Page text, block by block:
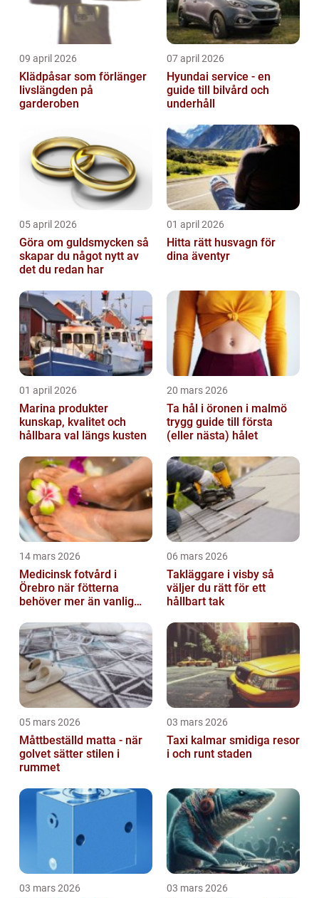
09 april 2026
Klädpåsar som förlänger
livslängden på
garderoben
07 april 2026
Hyundai service - en
guide till bilvård och
underhåll
05 april 2026
Göra om guldsmycken så
skapar du något nytt av
det du redan har
01 april 2026
Hitta rätt husvagn för
dina äventyr
01 april 2026
Marina produkter
kunskap, kvalitet och
hållbara val längs kusten
20 mars 2026
Ta hål i öronen i malmö
trygg guide till första
(eller nästa) hålet
14 mars 2026
Medicinsk fotvård i
Örebro när fötterna
behöver mer än vanlig
06 mars 2026
Takläggare i visby så
väljer du rätt för ett
hållbart tak
05 mars 2026
Måttbeställd matta - när
golvet sätter stilen i
rummet
03 mars 2026
Taxi kalmar smidiga resor
i och runt staden
03 mars 2026 03 mars 2026